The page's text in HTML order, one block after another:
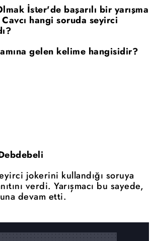
İster'de başarılı bir yarışma
hangi soruda seyirci
gelen kelime hangisidir?
jokerini kullandığı soruya
verdi. Yarışmacı bu sayede,
devam etti.